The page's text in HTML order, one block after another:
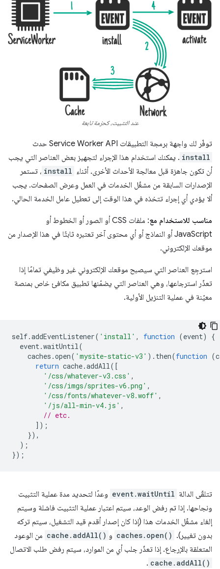
عند التثبيت، كحزمة تابعة
توفّر لك واجهة برمجة التطبيقات Service Worker API حدث
install . يمكنك استخدام هذا الإجراء لتجهيز بعض العناصر التي يجب
أن تكون جاهزة قبل معالجة الأحداث الأخرى. أثناء install ، تستمر
الإصدارات السابقة من مشغّل الخدمات في العمل وعرض الصفحات. يجب
ألا يؤدي أي إجراء تتخذه في هذا الوقت إلى تعطيل عامل الخدمة الحالي.
مناسب للاستخدام مع
: ملفات CSS أو الصور أو الخطوط أو
JavaScript أو النماذج أو أي محتوى آخر تعتبره ثابتًا في هذا الإصدار من
موقعك الإلكتروني.
استرجِع العناصر التي سيصبح موقعك الإلكتروني غير وظيفي تمامًا إذا
تعذّر استرجاعها، وهي العناصر التي يضمّنها تطبيق مكافئ خاص بمنصة
معيّنة في عملية التنزيل الأولية.
self.addEventListener( 'install' , function (event)
{
event.waitUntil(
caches .open( 'mysite-static-v3' ). then(function (
return cache.addAll([
'/css/whatever-v3.css' ,
'/css/imgs/sprites-v6.png' ,
'/css/fonts/whatever-v8.woff' ,
'/js/all-min-v4.js' ,
// etc.
]);
}),
);
});
تتلقّى الدالة event.waitUntil وعدًا لتحديد مدة عملية التثبيت
ونجاحها. إذا تم رفض الوعد، سيتم اعتبار عملية التثبيت فاشلة وسيتم
إلغاء مشغّل الخدمات هذا (إذا كان إصدار أقدم قيد التشغيل، سيتم تركه
بدون تغيير). caches.open() و cache.addAll() من الوعود
المتعلقة بالإرجاع. إذا تعذّر جلب أي من الموارد، سيتم رفض طلب الاتصال
cache.addAll()
.